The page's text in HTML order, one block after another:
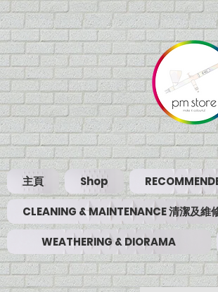
主頁 Shop
CLEANING & MAINTENANCE 清潔及維
WEATHERING & DIORAMA